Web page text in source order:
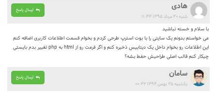
ارسال پاسخ هادی
شنبه ۳۰ مرداد ۱۳۹۵ ۱۱:۳۳
با سلام و خسته نباشید
می خواستم بدونم یک سایتی را با بوت استرپ طرحی کردم و بخوام قسمت اطلاعات کاربری اضافه کنم
این اطلاعات رو بخوام داخل یک دیتابیس ذخیره کنم و اگر فرمت رو از html به php تغییر بدم بایستی
چیکار کنم قالب اصلی طراحیش حفط بشه؟
ارسال پاسخ سامان
یکشنبه ۲۵ بهمن ۱۳۹۴ ۰۰:۳۲